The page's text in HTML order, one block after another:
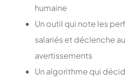
humaine
Un outil qui note les
salariés et déclenche
avertissements
Un algorithme qui